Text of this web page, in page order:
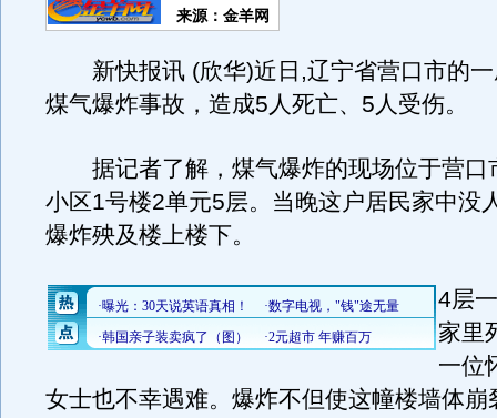
来源：金羊网
新快报讯 (欣华)近日,辽宁省营口市的一
煤气爆炸事故，造成5人死亡、5人受伤。
据记者了解，煤气爆炸的现场位于营口
小区1号楼2单元5层。当晚这户居民家中没
爆炸殃及楼上楼下。
4层
家里
一位
女士也不幸遇难。爆炸不但使这幢楼墙体崩